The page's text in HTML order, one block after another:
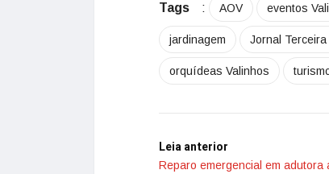
Tags : AOV eventos
jardinagem Jornal Terceira
orquídeas Valinhos
Leia anterior
Reparo emergencial em adutora